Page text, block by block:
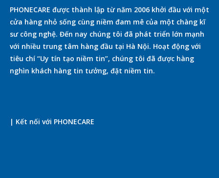
PHONECARE được thành lập từ năm 2006 khởi đầu với một
cửa hàng nhỏ sống cùng niềm đam mê của một chàng kĩ
sư công nghệ. Đến nay chúng tôi đã phát triển lớn mạnh
với nhiều trung tâm hàng đầu tại Hà Nội. Hoạt động với
tiêu chí “Uy tín tạo niềm tin”, chúng tôi đã được hàng
nghìn khách hàng tin tưởng, đặt niềm tin.
| Kết nối với PHONECARE